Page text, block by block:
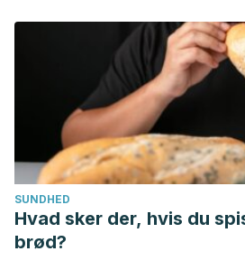
SUNDHED
Hvad sker der, hvis du
brød?